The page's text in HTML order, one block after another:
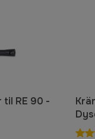
RE 90 -